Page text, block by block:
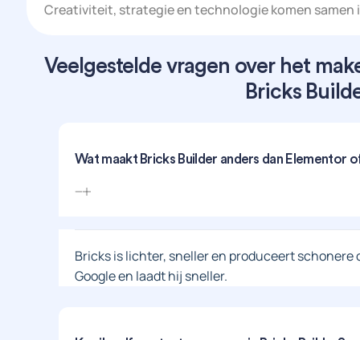
Creativiteit, strategie en technologie komen samen
Veelgestelde vragen over het
Bricks
Wat maakt Bricks Builder anders dan Elementor
Bricks is lichter, sneller en produceert schonere
Google en laadt hij sneller.